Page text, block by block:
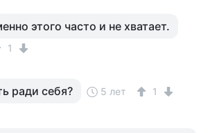
этого часто и не хватает.
1
ради себя? 5 лет 1